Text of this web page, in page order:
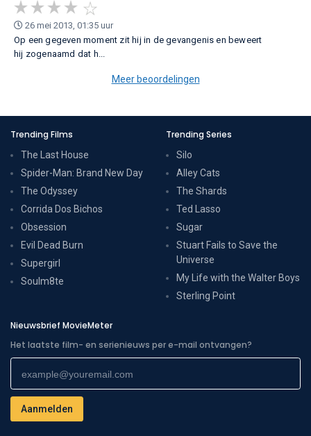
26 mei 2013, 01:35 uur
Op een gegeven moment zit hij in de gevangenis en beweert
hij zogenaamd dat h...
Meer beoordelingen
Trending Films
The Last House
Spider-Man: Brand New Day
The Odyssey
Corrida Dos Bichos
Obsession
Evil Dead Burn
Supergirl
Soulm8te
Trending Series
Silo
Alley Cats
The Shards
Ted Lasso
Sugar
Stuart Fails to Save the
Universe
My Life with the Walter Boys
Sterling Point
Nieuwsbrief MovieMeter
Het laatste film- en serienieuws per e-mail ontvangen?